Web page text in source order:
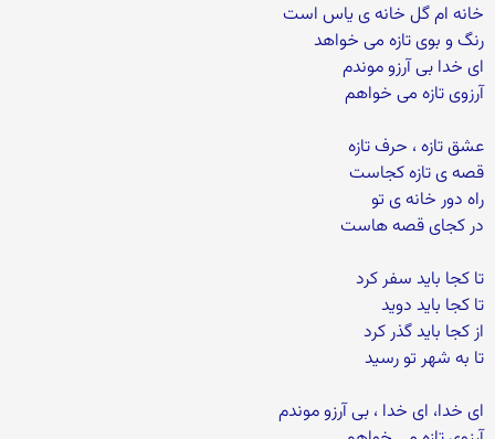
خانه ام گل خانه ی یاس است
رنگ و بوی تازه می خواهد
ای خدا بی آرزو موندم
آرزوی تازه می خواهم
عشق تازه ، حرف تازه
قصه ی تازه کجاست
راه دور خانه ی تو
در کجای قصه هاست
تا کجا باید سفر کرد
تا کجا باید دوید
از کجا باید گذر کرد
تا به شهر تو رسید
ای خدا، ای خدا ، بی آرزو موندم